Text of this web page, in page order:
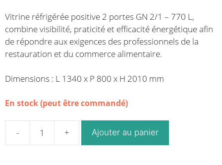
Vitrine réfrigérée positive 2 portes GN 2/1 – 770 L,
combine visibilité, praticité et efficacité énergétique afin
de répondre aux exigences des professionnels de la
restauration et du commerce alimentaire.
Dimensions : L 1340 x P 800 x H 2010 mm
En stock (peut être commandé)
quantité
Ajouter au panier